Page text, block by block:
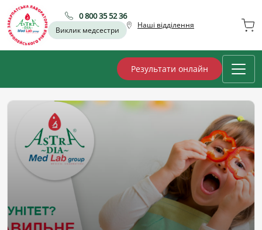
0 800 35 52 36
Виклик медсестри
Наші відділення
Результати онлайн